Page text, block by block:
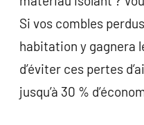
Si vos combles
habitation y gagnera
d’éviter ces pertes
jusqu’à 30 %